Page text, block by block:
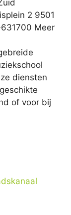
2 9501
Meer
diensten
of voor bij